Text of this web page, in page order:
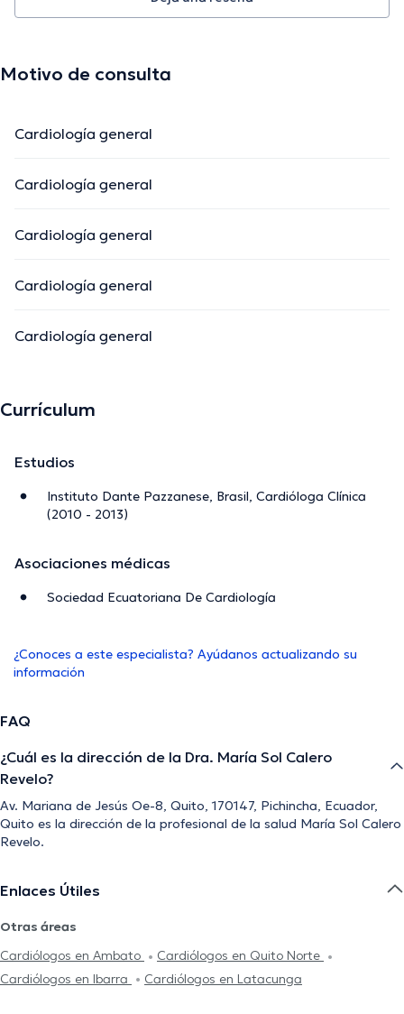
Motivo de consulta
Cardiología general
Cardiología general
Cardiología general
Cardiología general
Cardiología general
Currículum
Estudios
Instituto Dante Pazzanese, Brasil, Cardióloga Clínica
(2010 - 2013)
Asociaciones médicas
Sociedad Ecuatoriana De Cardiología
¿Conoces a este especialista? Ayúdanos actualizando su
información
FAQ
¿Cuál es la dirección de la Dra. María Sol Calero
Revelo?
Av. Mariana de Jesús Oe-8, Quito, 170147, Pichincha, Ecuador,
Quito es la dirección de la profesional de la salud María Sol Calero
Revelo.
Enlaces Útiles
Otras áreas
Cardiólogos en Ambato
Cardiólogos en Quito Norte
Cardiólogos en Ibarra
Cardiólogos en Latacunga